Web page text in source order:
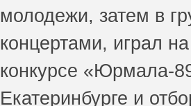
молодежи, затем в
концертами, играл
конкурсе «Юрмала-
Екатеринбурге и